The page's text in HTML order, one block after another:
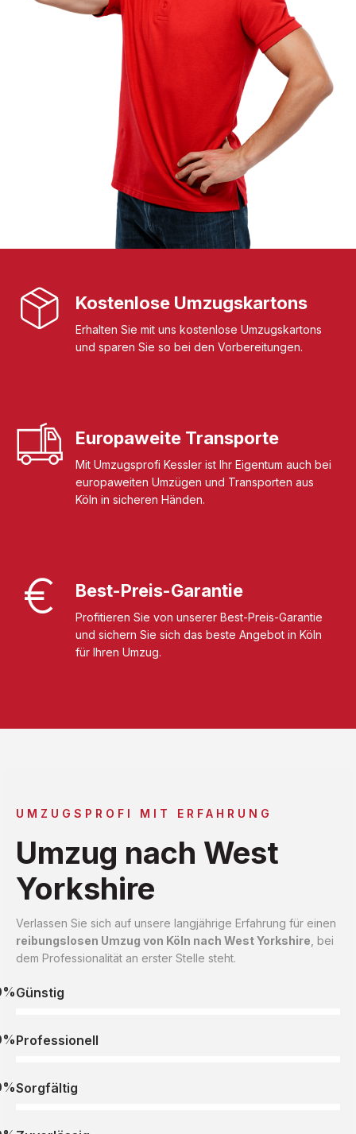
Kostenlose Umzugskartons
Erhalten Sie mit uns kostenlose Umzugskartons
und sparen Sie so bei den Vorbereitungen.
Europaweite Transporte
Mit Umzugsprofi Kessler ist Ihr Eigentum auch bei
europaweiten Umzügen und Transporten aus
Köln in sicheren Händen.
Best-Preis-Garantie
Profitieren Sie von unserer Best-Preis-Garantie
und sichern Sie sich das beste Angebot in Köln
für Ihren Umzug.
UMZUGSPROFI MIT ERFAHRUNG
Umzug nach West
Yorkshire
Verlassen Sie sich auf unsere langjährige Erfahrung für einen
reibungslosen Umzug von Köln nach West Yorkshire , bei
dem Professionalität an erster Stelle steht.
Günstig
Professionell
Sorgfältig